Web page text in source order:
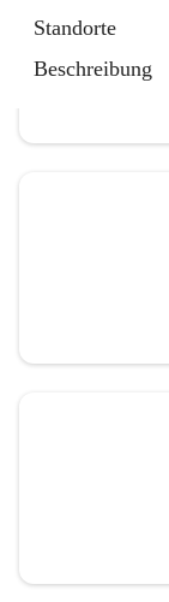
Standorte
Beschreibung